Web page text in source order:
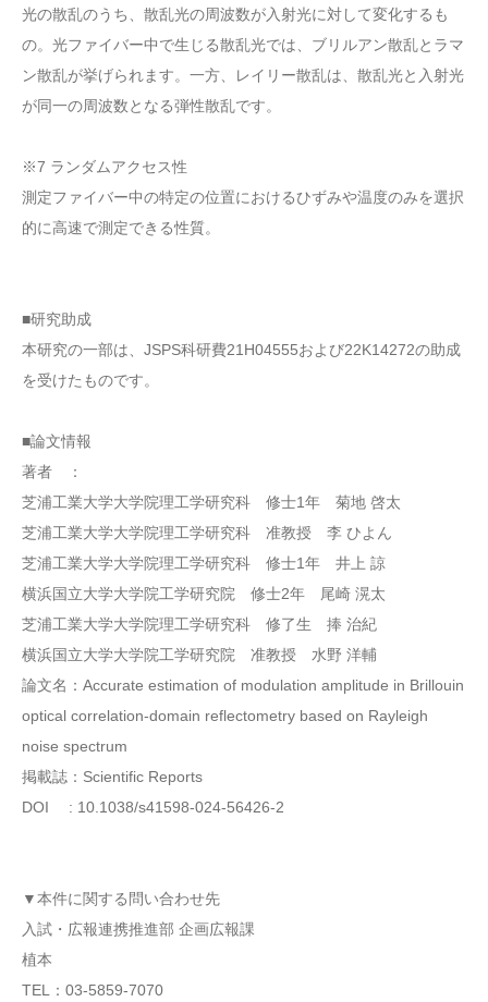
光の散乱のうち、散乱光の周波数が入射光に対して変化するも
の。光ファイバー中で生じる散乱光では、ブリルアン散乱とラマ
ン散乱が挙げられます。一方、レイリー散乱は、散乱光と入射光
が同一の周波数となる弾性散乱です。
※7 ランダムアクセス性
測定ファイバー中の特定の位置におけるひずみや温度のみを選択
的に高速で測定できる性質。
■研究助成
本研究の一部は、JSPS科研費21H04555および22K14272の助成
を受けたものです。
■論文情報
著者 ：
芝浦工業大学大学院理工学研究科 修士1年 菊地 啓太
芝浦工業大学大学院理工学研究科 准教授 李 ひよん
芝浦工業大学大学院理工学研究科 修士1年 井上 諒
横浜国立大学大学院工学研究院 修士2年 尾崎 滉太
芝浦工業大学大学院理工学研究科 修了生 捧 治紀
横浜国立大学大学院工学研究院 准教授 水野 洋輔
論文名：Accurate estimation of modulation amplitude in Brillouin
optical correlation-domain reflectometry based on Rayleigh
noise spectrum
掲載誌：Scientific Reports
DOI : 10.1038/s41598-024-56426-2
▼本件に関する問い合わせ先
入試・広報連携推進部 企画広報課
植本
TEL：03-5859-7070